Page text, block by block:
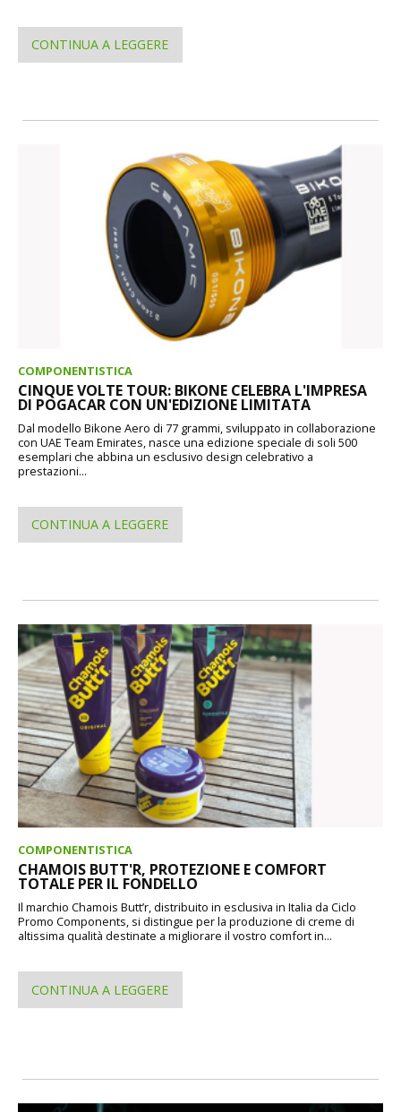
CONTINUA A LEGGERE
COMPONENTISTICA
CINQUE VOLTE TOUR: BIKONE CELEBRA L'IMPRESA
DI POGACAR CON UN'EDIZIONE LIMITATA
Dal modello Bikone Aero di 77 grammi, sviluppato in collaborazione
con UAE Team Emirates, nasce una edizione speciale di soli 500
esemplari che abbina un esclusivo design celebrativo a
prestazioni...
CONTINUA A LEGGERE
COMPONENTISTICA
CHAMOIS BUTT'R, PROTEZIONE E COMFORT
TOTALE PER IL FONDELLO
Il marchio Chamois Butt’r, distribuito in esclusiva in Italia da Ciclo
Promo Components, si distingue per la produzione di creme di
altissima qualità destinate a migliorare il vostro comfort in...
CONTINUA A LEGGERE